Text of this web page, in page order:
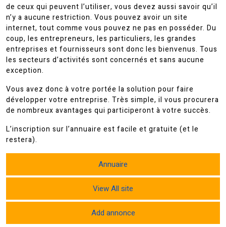
de ceux qui peuvent l’utiliser, vous devez aussi savoir qu’il
n’y a aucune restriction. Vous pouvez avoir un site
internet, tout comme vous pouvez ne pas en posséder. Du
coup, les entrepreneurs, les particuliers, les grandes
entreprises et fournisseurs sont donc les bienvenus. Tous
les secteurs d’activités sont concernés et sans aucune
exception.
Vous avez donc à votre portée la solution pour faire
développer votre entreprise. Très simple, il vous procurera
de nombreux avantages qui participeront à votre succès.
L’inscription sur l’annuaire est facile et gratuite (et le
restera).
Annuaire
View All site
Add annonce